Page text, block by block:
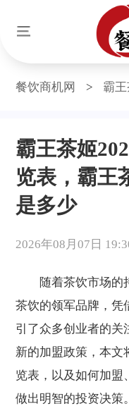
餐饮商机网 > 霸
霸王茶姬
览表，霸王
是多少
2026年08月07日
随着茶饮市场的
茶饮的领军品牌，凭
引了众多创业者的关
新的加盟政策，本文
览表，以及如何加盟
做出明智的投资决策。